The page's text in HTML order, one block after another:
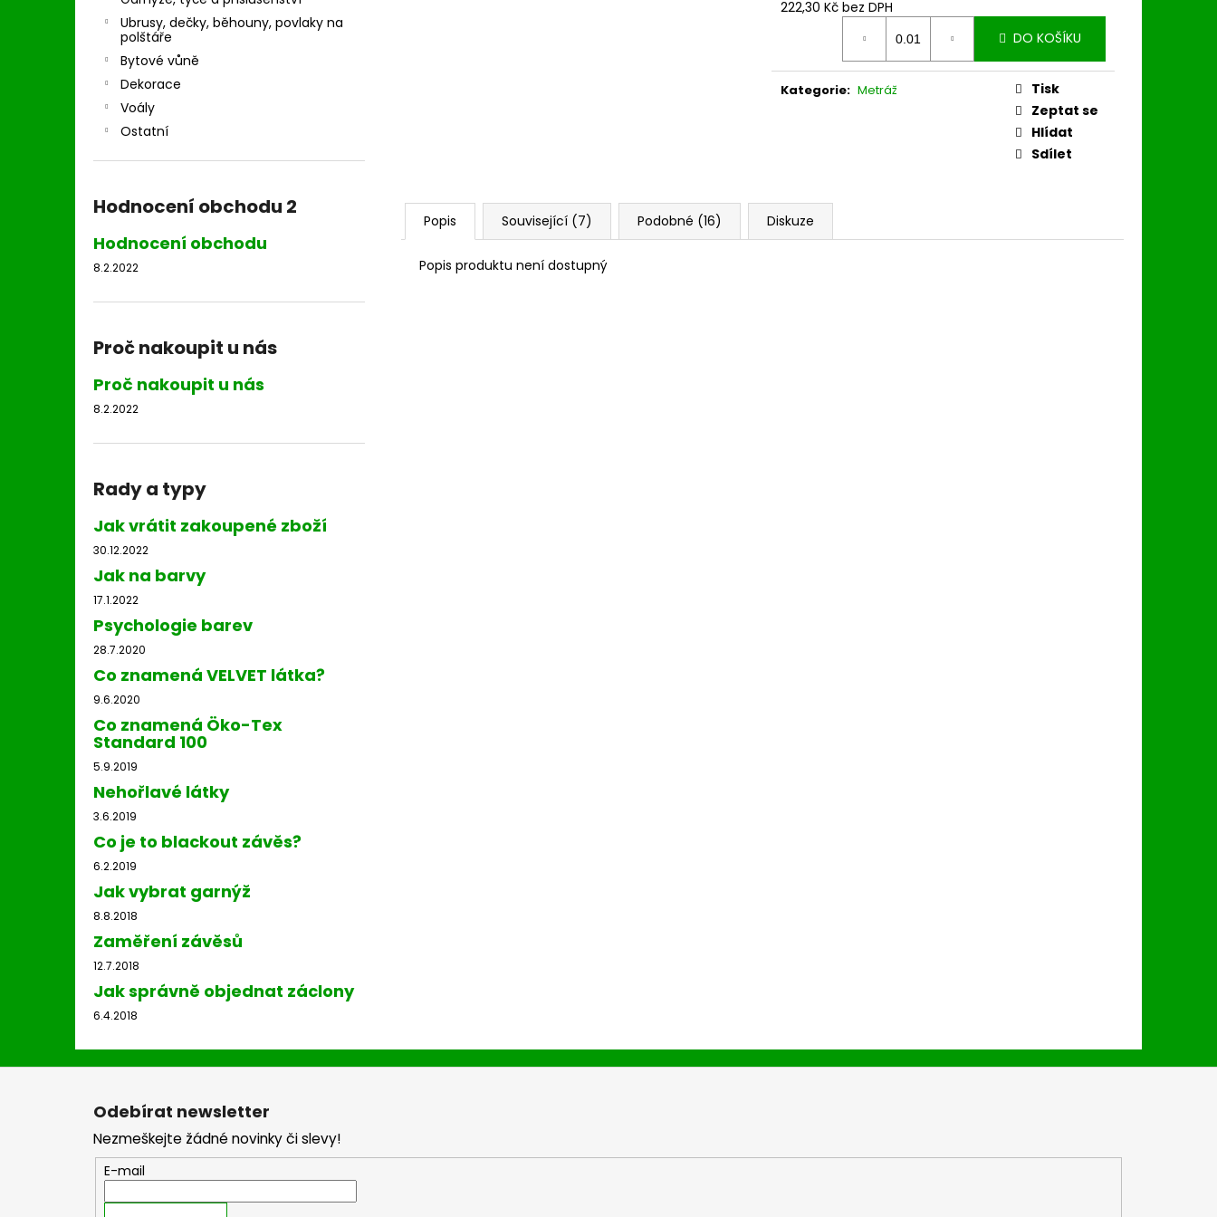
Ubrusy, dečky, běhouny, povlaky na
polštáře
Bytové vůně
Dekorace
Voály
Ostatní
Hodnocení obchodu 2
Hodnocení obchodu
8.2.2022
Proč nakoupit u nás
Proč nakoupit u nás
8.2.2022
Rady a typy
Jak vrátit zakoupené zboží
30.12.2022
Jak na barvy
17.1.2022
Psychologie barev
28.7.2020
Co znamená VELVET látka?
9.6.2020
Co znamená Öko-Tex
Standard 100
5.9.2019
Nehořlavé látky
3.6.2019
Co je to blackout závěs?
6.2.2019
Jak vybrat garnýž
8.8.2018
Zaměření závěsů
12.7.2018
Jak správně objednat záclony
6.4.2018
222,30 Kč bez DPH
DO KOŠÍKU
Kategorie: Metráž
Tisk
Zeptat se
Hlídat
Sdílet
Popis Související (7) Podobné (16) Diskuze
Popis produktu není dostupný
Z
Odebírat newsletter
Nezmeškejte žádné novinky či slevy!
E-mail